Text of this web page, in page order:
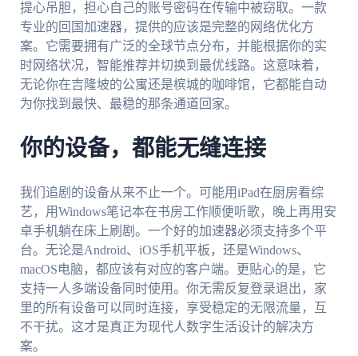
提心吊胆，担心自己的账号密码在传输中被窃取。一款
专业的回国加速器，提供的应该是完整的网络优化方
案。它需要拥有广泛的全球节点分布，并能根据你的实
时网络状况，智能推荐并切换到最优线路。这意味着，
无论你在吉隆坡的公寓还是槟城的咖啡馆，它都能自动
为你找到最快、最稳的那条通道回家。
你的设备，都能无缝连接
我们追剧的设备从来不止一个。可能用iPad在厨房看综
艺，用Windows笔记本在书房工作顺便听歌，晚上再用安
卓手机躺在床上刷剧。一个好的加速器必须支持多个平
台。无论是Android、iOS手机平板，还是Windows、
macOS电脑，都应该有对应的客户端。更贴心的是，它
支持一人多端设备同时使用。你无需反复登录退出，家
里的所有设备可以同时连接，享受稳定的无限流量，互
不干扰。这才是真正为现代人数字生活设计的解决方
案。